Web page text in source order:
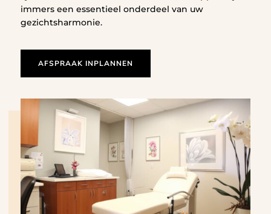
immers een essentieel onderdeel van uw
gezichtsharmonie.
AFSPRAAK INPLANNEN